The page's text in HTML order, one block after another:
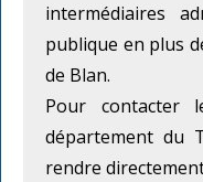
intermédiaires
publique en plus
de Blan.
Pour contacter
département du
rendre